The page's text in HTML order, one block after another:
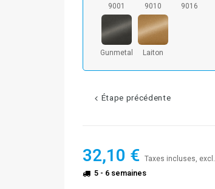
9001 9010 9016
Gunmetal Laiton
Étape précédente
32,10 € Taxes incluses, excl.
5 - 6 semaines